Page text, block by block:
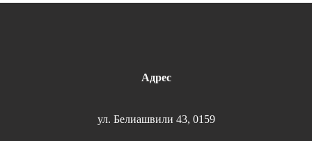
Адрес
ул. Белиашвили 43, 0159